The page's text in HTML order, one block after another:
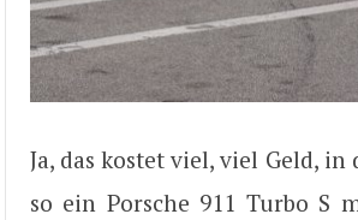
Ja, das kostet viel, viel Geld, in
so ein Porsche 911 Turbo S